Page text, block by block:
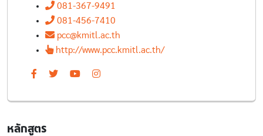
081-367-9491
081-456-7410
pcc@kmitl.ac.th
http://www.pcc.kmitl.ac.th/
หลักสูตร